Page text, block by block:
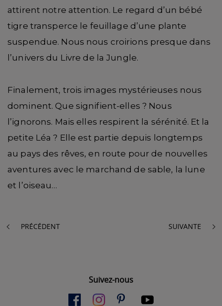
attirent notre attention. Le regard d’un bébé
tigre transperce le feuillage d’une plante
suspendue. Nous nous croirions presque dans
l’univers du Livre de la Jungle.
Finalement, trois images mystérieuses nous
dominent. Que signifient-elles ? Nous
l’ignorons. Mais elles respirent la sérénité. Et la
petite Léa ? Elle est partie depuis longtemps
au pays des rêves, en route pour de nouvelles
aventures avec le marchand de sable, la lune
et l’oiseau…
PRÉCÉDENT SUIVANTE
Suivez-nous